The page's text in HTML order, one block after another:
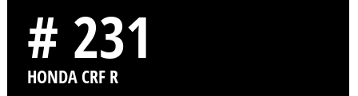
# 231
HONDA CRF R